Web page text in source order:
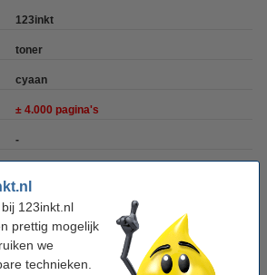
123inkt.nl
prettig mogelijk
we
technieken.
123inkt
toner
cyaan
± 4.000 pagina's
-
C9701A